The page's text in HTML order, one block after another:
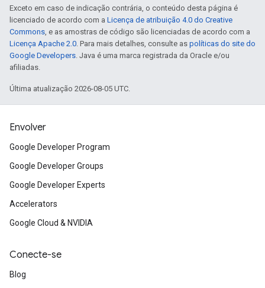
Exceto em caso de indicação contrária, o conteúdo desta página é
licenciado de acordo com a Licença de atribuição 4.0 do Creative
Commons, e as amostras de código são licenciadas de acordo com a
Licença Apache 2.0. Para mais detalhes, consulte as políticas do site do
Google Developers. Java é uma marca registrada da Oracle e/ou
afiliadas.
Última atualização 2026-08-05 UTC.
Envolver
Google Developer Program
Google Developer Groups
Google Developer Experts
Accelerators
Google Cloud & NVIDIA
Conecte-se
Blog